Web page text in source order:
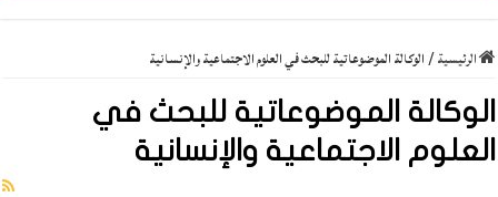
الرئيسية/الوكالة الموضوعاتية للبحث في العلوم الاجتماعية والإنسانية
الوكالة الموضوعاتية للبحث في
العلوم الاجتماعية والإنسانية